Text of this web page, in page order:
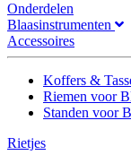
Onderdelen
Blaasinstrumenten
Accessoires
Koffers &
Riemen voor
Standen voor
Rietjes